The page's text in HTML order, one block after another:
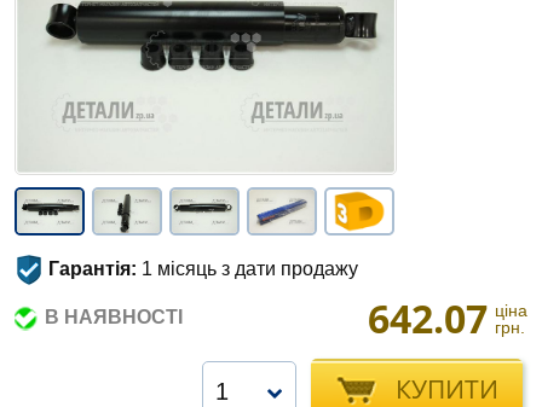
Гарантія: 1 місяць з дати продажу
В НАЯВНОСТІ 642.07 ціна
грн.
КУПИТИ
1